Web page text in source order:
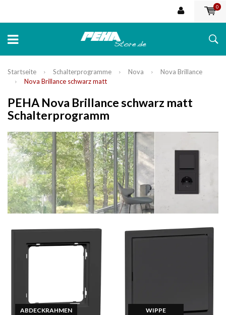
0
Startseite Schalterprogramme Nova
Nova Brillance
Nova Brillance schwarz matt
PEHA Nova Brillance schwarz matt
Schalterprogramm
ABDECKRAHMEN WIPPE